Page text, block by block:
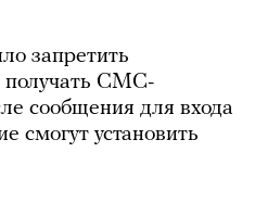
запретить
получать СМС-
сообщения для входа
смогут установить